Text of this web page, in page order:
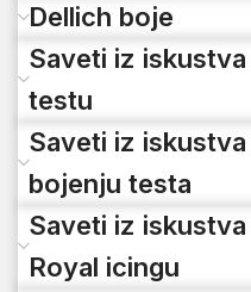
Dellich boje
Saveti iz
testu
Saveti iz
bojenju testa
Saveti iz
Royal icingu